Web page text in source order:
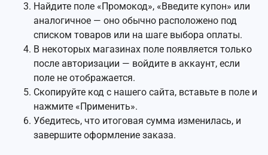
Найдите поле «Промокод», «Введите купон» или
аналогичное — оно обычно расположено под
списком товаров или на шаге выбора оплаты.
В некоторых магазинах поле появляется только
после авторизации — войдите в аккаунт, если
поле не отображается.
Скопируйте код с нашего сайта, вставьте в поле и
нажмите «Применить».
Убедитесь, что итоговая сумма изменилась, и
завершите оформление заказа.